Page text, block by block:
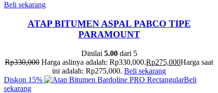
Beli sekarang
ATAP BITUMEN ASPAL PABCO TIPE
PARAMOUNT
Dinilai 5.00dari 5
Rp330,000 Harga aslinya adalah: Rp330,000.Rp275,000Harga saat
ini adalah: Rp275,000. Beli sekarang
Diskon 15%
Beli
sekarang